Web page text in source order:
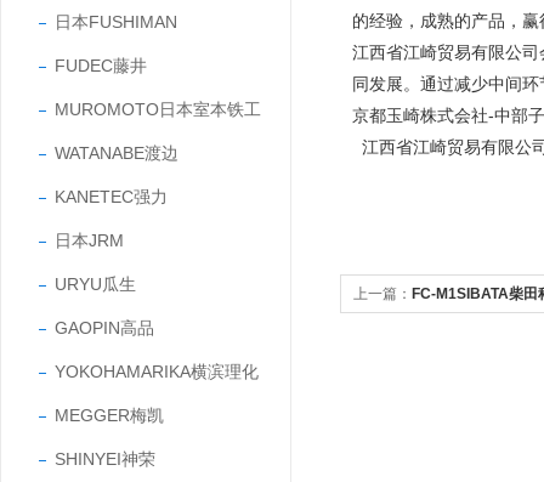
日本FUSHIMAN
FUDEC藤井
MUROMOTO日本室本铁工
WATANABE渡边
KANETEC强力
日本JRM
URYU瓜生
GAOPIN高品
YOKOHAMARIKA横滨理化
MEGGER梅凯
SHINYEI神荣
的经验，成熟的产品，
江西省江崎贸易有限公
同发展。通过减少中间
京都玉崎株式会社-中部
江西省江崎贸易有限公
上一篇： FC-M1SIBATA柴